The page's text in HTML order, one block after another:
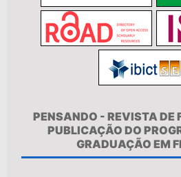
PENSANDO - REVISTA DE
PUBLICAÇÃO DO
GRADUAÇÃO EM